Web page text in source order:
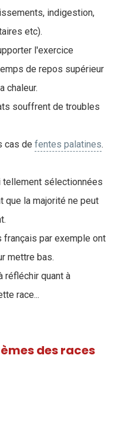
indigestion,
etc).
l'exercice
de repos supérieur
chaleur.
souffrent de troubles
cas de fentes palatines.
sélectionnées
la majorité ne peut
français par exemple ont
mettre bas.
réfléchir quant à
race...
des races